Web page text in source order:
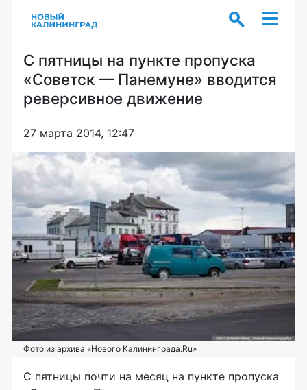
C пятницы на пункте пропуска
«Советск — Панемуне» вводится
реверсивное движение
27 марта 2014, 12:47
Фото из архива «Нового Калининграда.Ru»
С пятницы почти на месяц на пункте пропуска